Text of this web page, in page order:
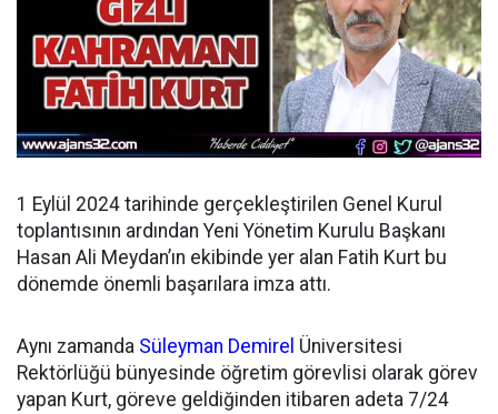
1 Eylül 2024 tarihinde gerçekleştirilen Genel Kurul
toplantısının ardından Yeni Yönetim Kurulu Başkanı
Hasan Ali Meydan’ın ekibinde yer alan Fatih Kurt bu
dönemde önemli başarılara imza attı.
Aynı zamanda Süleyman Demirel Üniversitesi
Rektörlüğü bünyesinde öğretim görevlisi olarak görev
yapan Kurt, göreve geldiğinden itibaren adeta 7/24